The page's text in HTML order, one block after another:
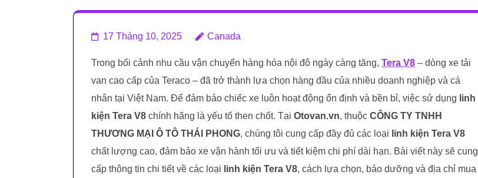
17 Tháng 10, 2025 Canada
Trong bối cảnh nhu cầu vận chuyển hàng hóa nội đô ngày càng tăng, Tera V8 – dòng xe tải
van cao cấp của Teraco – đã trở thành lựa chọn hàng đầu của nhiều doanh nghiệp và cá
nhân tại Việt Nam. Để đảm bảo chiếc xe luôn hoạt động ổn định và bền bỉ, việc sử dụng linh
kiện Tera V8 chính hãng là yếu tố then chốt. Tại Otovan.vn, thuộc CÔNG TY TNHH
THƯƠNG MẠI Ô TÔ THÁI PHONG, chúng tôi cung cấp đầy đủ các loại linh kiện Tera V8
chất lượng cao, đảm bảo xe vận hành tối ưu và tiết kiệm chi phí dài hạn. Bài viết này sẽ cung
cấp thông tin chi tiết về các loại linh kiện Tera V8, cách lựa chọn, bảo dưỡng và địa chỉ mua